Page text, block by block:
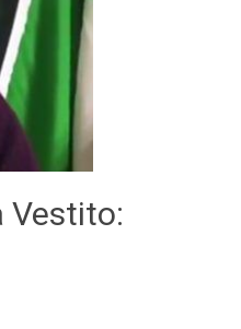
Vestito: